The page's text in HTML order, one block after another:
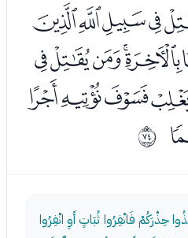
ﱉ
حِذْرَكُمْ فَانْفِرُوا ثُبَاتٍ أَوِ انْفِرُوا